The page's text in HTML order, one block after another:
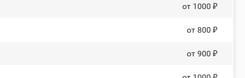
от 1000 ₽
от 800 ₽
от 900 ₽